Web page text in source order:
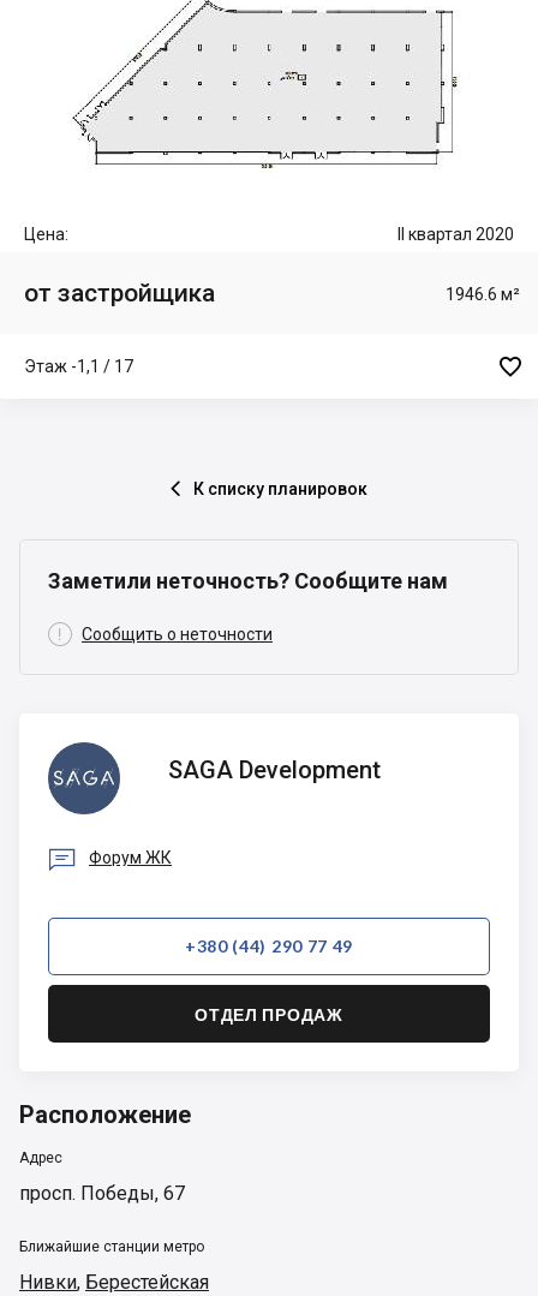
Цена: II квартал 2020
от застройщика 1946.6 м²
Этаж -1,1 / 17 
 К списку планировок
Заметили неточность? Сообщите нам
 Сообщить о неточности
SAGA
Development
SAGA Development
 Форум ЖК
+380 (44) 290 77 49
ОТДЕЛ ПРОДАЖ
Расположение
Адрес
просп. Победы, 67
Ближайшие станции метро
Нивки, Берестейская